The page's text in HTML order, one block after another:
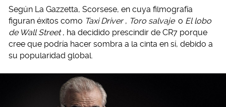
Según La Gazzetta, Scorsese, en cuya filmografía
figuran éxitos como Taxi Driver , Toro salvaje o El lobo
de Wall Street , ha decidido prescindir de CR7 porque
cree que podría hacer sombra a la cinta en sí, debido a
su popularidad global.